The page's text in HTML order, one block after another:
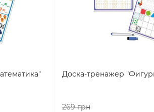
Доска-тренажер
269грн